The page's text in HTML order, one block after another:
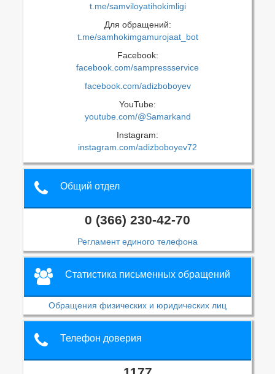
t.me/samviloyatihokimligi
Для обращений:
t.me/samhokimgamurojaat_bot
Facebook:
facebook.com/sampressservice
facebook.com/adizboboyev
YouTube:
youtube.com/@Samarkand
Instagram:
instagram.com/adizboboyev72
Общий отдел
0 (366) 230-42-70
Регламент единого телефона
Статистика письменных обращений
Обращения физических и юридических лиц
Телефон доверия